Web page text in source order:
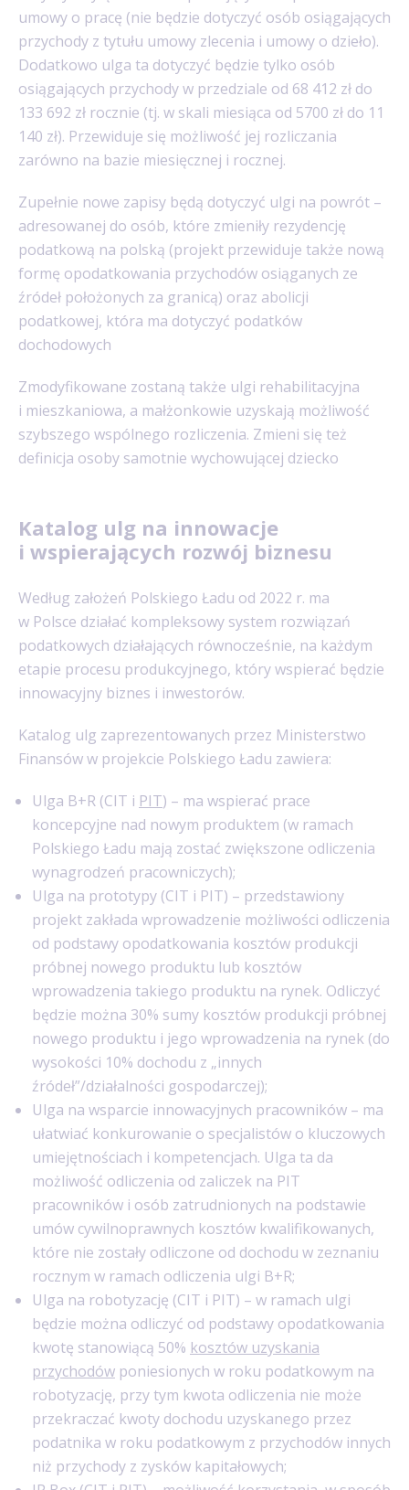
umowy o pracę (nie będzie dotyczyć osób osiągających
przychody z tytułu umowy zlecenia i umowy o dzieło).
Dodatkowo ulga ta dotyczyć będzie tylko osób
osiągających przychody w przedziale od 68 412 zł do
133 692 zł rocznie (tj. w skali miesiąca od 5700 zł do 11
140 zł). Przewiduje się możliwość jej rozliczania
zarówno na bazie miesięcznej i rocznej.
Zupełnie nowe zapisy będą dotyczyć ulgi na powrót –
adresowanej do osób, które zmieniły rezydencję
podatkową na polską (projekt przewiduje także nową
formę opodatkowania przychodów osiąganych ze
źródeł położonych za granicą) oraz abolicji
podatkowej, która ma dotyczyć podatków
dochodowych
Zmodyfikowane zostaną także ulgi rehabilitacyjna
i mieszkaniowa, a małżonkowie uzyskają możliwość
szybszego wspólnego rozliczenia. Zmieni się też
definicja osoby samotnie wychowującej dziecko
Katalog ulg na innowacje
i wspierających rozwój biznesu
Według założeń Polskiego Ładu od 2022 r. ma
w Polsce działać kompleksowy system rozwiązań
podatkowych działających równocześnie, na każdym
etapie procesu produkcyjnego, który wspierać będzie
innowacyjny biznes i inwestorów.
Katalog ulg zaprezentowanych przez Ministerstwo
Finansów w projekcie Polskiego Ładu zawiera:
Ulga B+R (CIT i PIT) – ma wspierać prace
koncepcyjne nad nowym produktem (w ramach
Polskiego Ładu mają zostać zwiększone odliczenia
wynagrodzeń pracowniczych);
Ulga na prototypy (CIT i PIT) – przedstawiony
projekt zakłada wprowadzenie możliwości odliczenia
od podstawy opodatkowania kosztów produkcji
próbnej nowego produktu lub kosztów
wprowadzenia takiego produktu na rynek. Odliczyć
będzie można 30% sumy kosztów produkcji próbnej
nowego produktu i jego wprowadzenia na rynek (do
wysokości 10% dochodu z „innych
źródeł”/działalności gospodarczej);
Ulga na wsparcie innowacyjnych pracowników – ma
ułatwiać konkurowanie o specjalistów o kluczowych
umiejętnościach i kompetencjach. Ulga ta da
możliwość odliczenia od zaliczek na PIT
pracowników i osób zatrudnionych na podstawie
umów cywilnoprawnych kosztów kwalifikowanych,
które nie zostały odliczone od dochodu w zeznaniu
rocznym w ramach odliczenia ulgi B+R;
Ulga na robotyzację (CIT i PIT) – w ramach ulgi
będzie można odliczyć od podstawy opodatkowania
kwotę stanowiącą 50% kosztów uzyskania
przychodów poniesionych w roku podatkowym na
robotyzację, przy tym kwota odliczenia nie może
przekraczać kwoty dochodu uzyskanego przez
podatnika w roku podatkowym z przychodów innych
niż przychody z zysków kapitałowych;